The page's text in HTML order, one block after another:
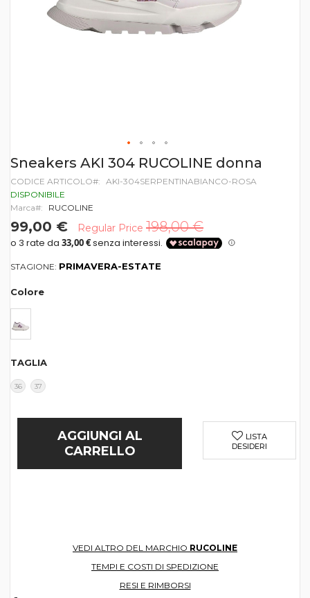
Vai
all'inizio
della
galleria
di
Sneakers AKI 304 RUCOLINE donna
CODICE ARTICOLO
AKI-304SERPENTINABIANCO-ROSA
DISPONIBILE
Marca
RUCOLINE
99,00 € Regular Price 198,00 €
STAGIONE: PRIMAVERA-ESTATE
Colore
TAGLIA
36 37
AGGIUNGI AL
CARRELLO
LISTA
DESIDERI
VEDI ALTRO DEL MARCHIO RUCOLINE
TEMPI E COSTI DI SPEDIZIONE
RESI E RIMBORSI